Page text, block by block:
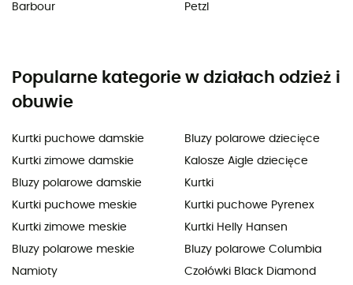
Barbour
Petzl
Popularne kategorie w działach odzież i
obuwie
Kurtki puchowe damskie
Kurtki zimowe damskie
Bluzy polarowe damskie
Kurtki puchowe meskie
Kurtki zimowe meskie
Bluzy polarowe meskie
Namioty
Bluzy polarowe dziecięce
Kalosze Aigle dziecięce
Kurtki
Kurtki puchowe Pyrenex
Kurtki Helly Hansen
Bluzy polarowe Columbia
Czołówki Black Diamond